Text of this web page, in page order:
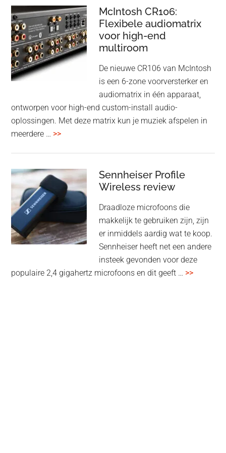
Adaptive
noise
cancelling
–
4
McIntosh CR106:
Flexibele audiomatrix
voor high-end
multiroom
De nieuwe CR106 van McIntosh
is een 6-zone voorversterker en
audiomatrix in één apparaat,
ontworpen voor high-end custom-install audio-
oplossingen. Met deze matrix kun je muziek afspelen in
meerdere … >>overMcIntosh
audiomatrix
voor
high-
end
multiroom
Sennheiser Profile
Wireless review
Draadloze microfoons die
makkelijk te gebruiken zijn, zijn
er inmiddels aardig wat te koop.
Sennheiser heeft net een andere
insteek gevonden voor deze
populaire 2,4 gigahertz microfoons en dit geeft … >>